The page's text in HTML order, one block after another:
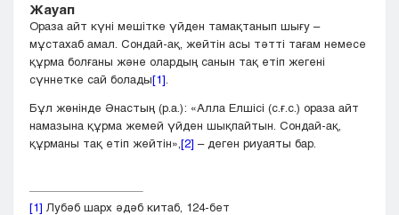
Жауап
Ораза айт күні мешітке үйден тамақтанып шығу –
мұстахаб амал. Сондай-ақ, жейтін асы тәтті тағам немесе
құрма болғаны және олардың санын тақ етіп жегені
сүннетке сай болады[1]
Бұл жөнінде Әнастың (р.а.): «Алла Елшісі (с.ғ.с.) ораза айт
намазына құрма жемей үйден шықпайтын. Сондай-ақ,
құрманы тақ етіп жейтін», [2] – деген риуаяты бар.
[1] Лубәб шарх әдәб китаб, 124-бет